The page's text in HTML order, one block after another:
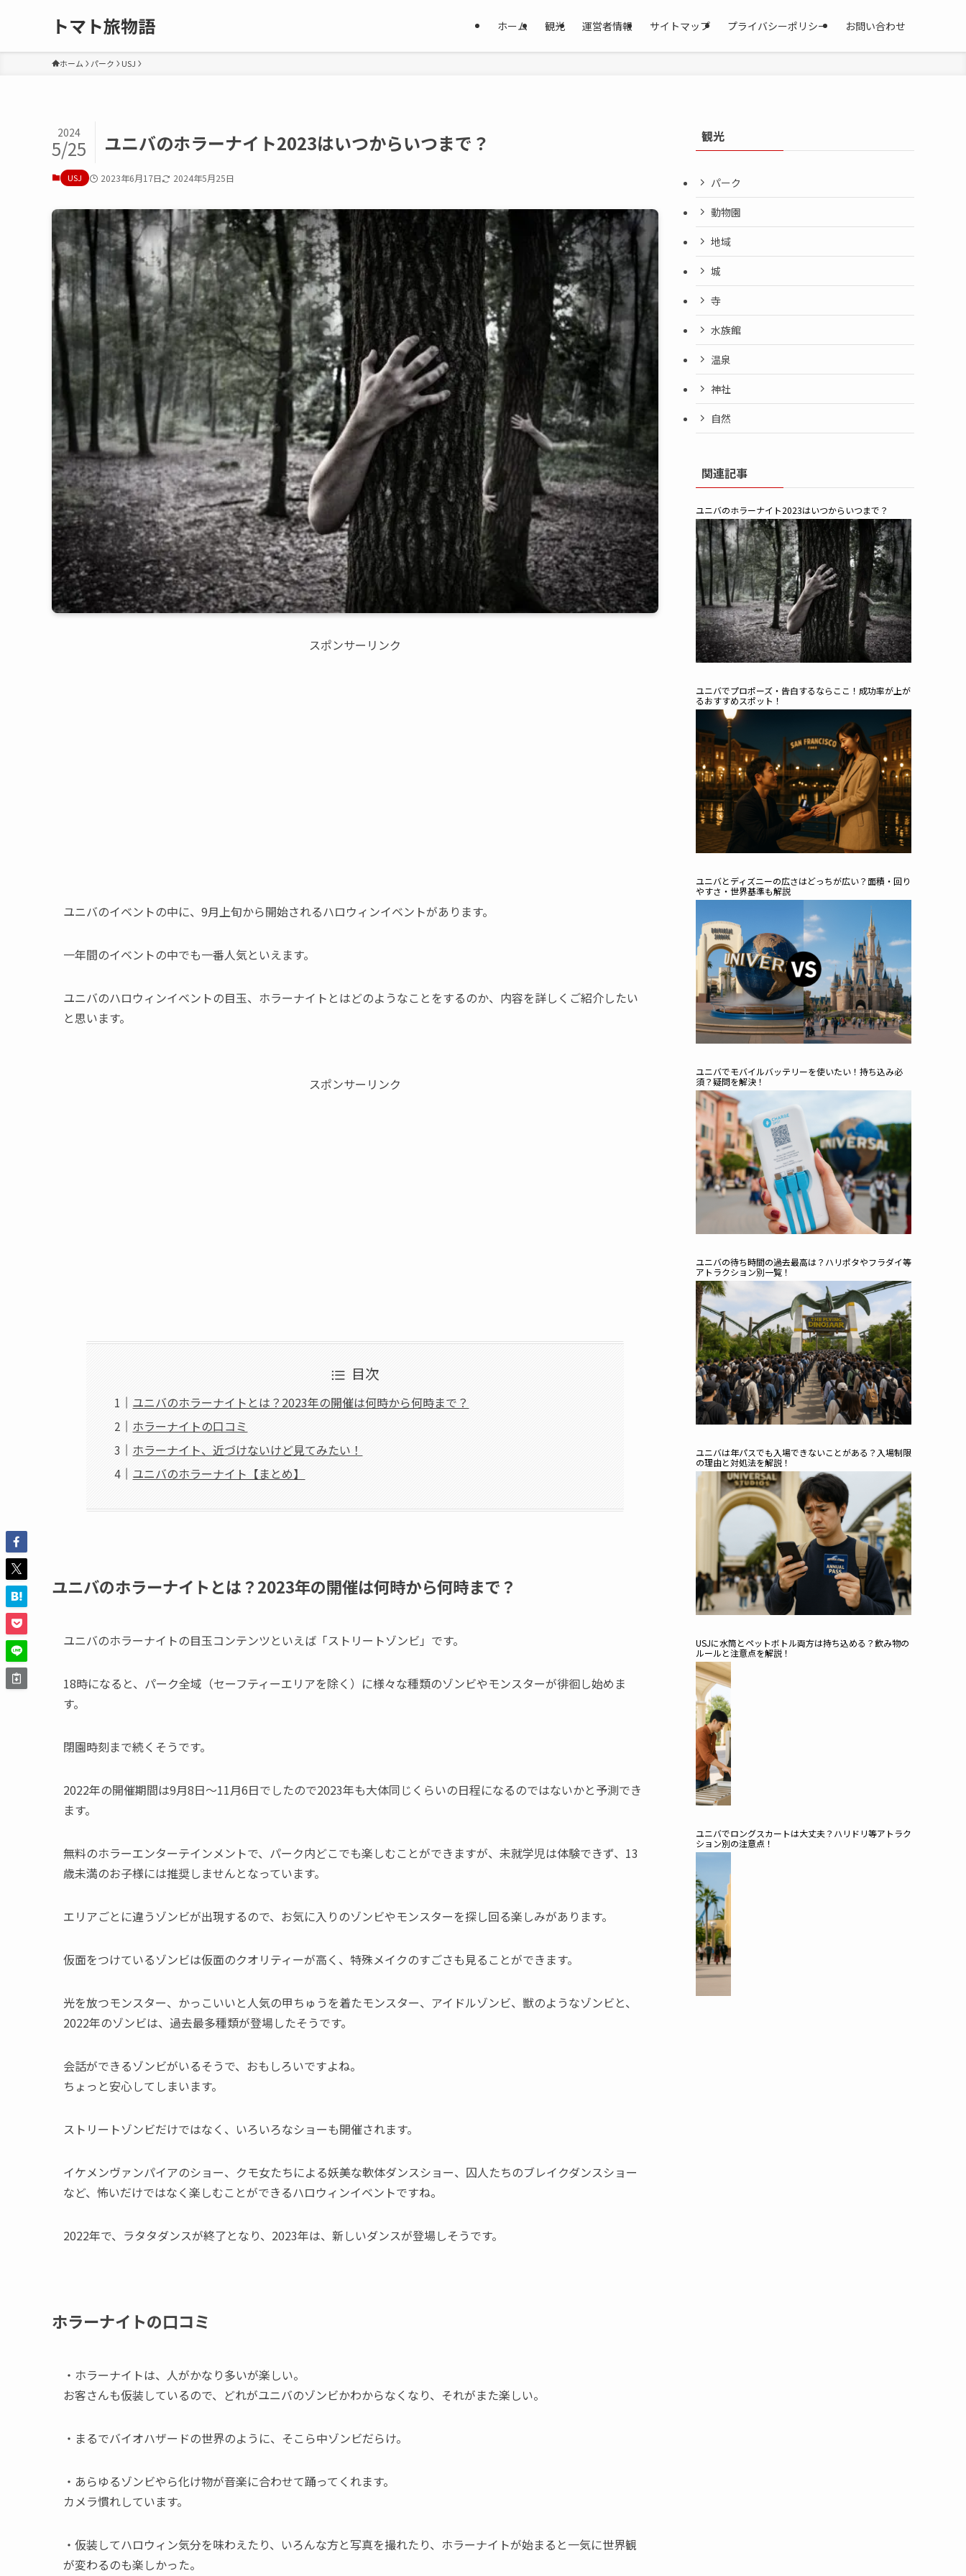
トマト旅物語 ホーム 観光 運営者情報 サイトマップ プライバシーポリシー お問い合わせ
ホーム パーク USJ
ユニバのホラーナイト2023はいつからいつまで？
2024
5/25
USJ 2023年6月17日 2024年5月25日
スポンサーリンク
ユニバのイベントの中に、9月上旬から開始されるハロウィンイベントがあります。
一年間のイベントの中でも一番人気といえます。
ユニバのハロウィンイベントの目玉、ホラーナイトとはどのようなことをするのか、内容を詳しくご紹介したい
と思います。
スポンサーリンク
目次
ユニバのホラーナイトとは？2023年の開催は何時から何時まで？
ホラーナイトの口コミ
ホラーナイト、近づけないけど見てみたい！
ユニバのホラーナイト【まとめ】
ユニバのホラーナイトとは？2023年の開催は何時から何時まで？
ユニバのホラーナイトの目玉コンテンツといえば「ストリートゾンビ」です。
18時になると、パーク全域（セーフティーエリアを除く）に様々な種類のゾンビやモンスターが徘徊し始めま
す。
閉園時刻まで続くそうです。
2022年の開催期間は9月8日～11月6日でしたので2023年も大体同じくらいの日程になるのではないかと予測でき
ます。
無料のホラーエンターテインメントで、パーク内どこでも楽しむことができますが、未就学児は体験できず、13
歳未満のお子様には推奨しませんとなっています。
エリアごとに違うゾンビが出現するので、お気に入りのゾンビやモンスターを探し回る楽しみがあります。
仮面をつけているゾンビは仮面のクオリティーが高く、特殊メイクのすごさも見ることができます。
光を放つモンスター、かっこいいと人気の甲ちゅうを着たモンスター、アイドルゾンビ、獣のようなゾンビと、
2022年のゾンビは、過去最多種類が登場したそうです。
会話ができるゾンビがいるそうで、おもしろいですよね。
ちょっと安心してしまいます。
ストリートゾンビだけではなく、いろいろなショーも開催されます。
イケメンヴァンパイアのショー、クモ女たちによる妖美な軟体ダンスショー、囚人たちのブレイクダンスショー
など、怖いだけではなく楽しむことができるハロウィンイベントですね。
2022年で、ラタタダンスが終了となり、2023年は、新しいダンスが登場しそうです。
ホラーナイトの口コミ
・ホラーナイトは、人がかなり多いが楽しい。
お客さんも仮装しているので、どれがユニバのゾンビかわからなくなり、それがまた楽しい。
・まるでバイオハザードの世界のように、そこら中ゾンビだらけ。
・あらゆるゾンビやら化け物が音楽に合わせて踊ってくれます。
カメラ慣れしています。
・仮装してハロウィン気分を味わえたり、いろんな方と写真を撮れたり、ホラーナイトが始まると一気に世界観
が変わるのも楽しかった。
観光
パーク
動物園
地域
城
寺
水族館
温泉
神社
自然
関連記事
ユニバのホラーナイト2023はいつからいつまで？
ユニバでプロポーズ・告白するならここ！成功率が上が
るおすすめスポット！
ユニバとディズニーの広さはどっちが広い？面積・回り
やすさ・世界基準も解説
ユニバでモバイルバッテリーを使いたい！持ち込み必
須？疑問を解決！
ユニバの待ち時間の過去最高は？ハリポタやフラダイ等
アトラクション別一覧！
ユニバは年パスでも入場できないことがある？入場制限
の理由と対処法を解説！
USJに水筒とペットボトル両方は持ち込める？飲み物の
ルールと注意点を解説！
ユニバでロングスカートは大丈夫？ハリドリ等アトラク
ション別の注意点！